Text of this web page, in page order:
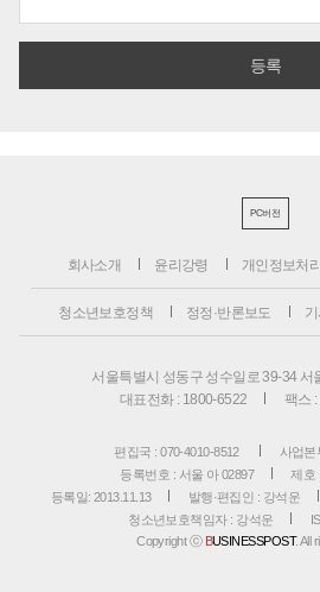
PC버전
회사소개 윤리강령 개인정보처
청소년보호정책 정정·반론보도
서울특별시 성동구 성수일로 39-34 서
대표전화 : 1800-6522
팩스
편집국 : 070-4010-8512
사업본
등록번호 : 서울 아 02897
제호
등록일: 2013.11.13
발행·편집인 : 강석운
청소년보호책임자 : 강석운
Copyright ⓒ BUSINESSPOST. All